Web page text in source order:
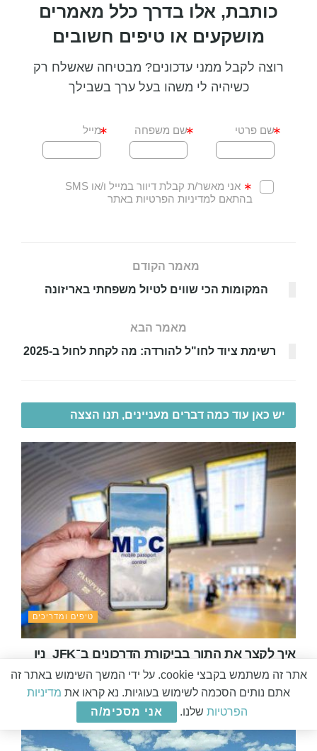
כותבת, אלו בדרך כלל מאמרים
מושקעים או טיפים חשובים
רוצה לקבל ממני עדכונים? מבטיחה שאשלח רק
כשיהיה לי משהו בעל ערך בשבילך
מאמר הקודם
המקומות הכי שווים לטיול משפחתי באריזונה
מאמר הבא
רשימת ציוד לחו"ל להורדה: מה לקחת לחול ב-2025
יש כאן עוד כמה דברים מעניינים, תנו הצצה
טיפים ומדריכים
איך לקצר את התור בביקורת הדרכונים ב־JFK ניו
יורק עם אפליקציית MPC
28 במאי 2026 0
אתר זה משתמש בקבצי cookie. על ידי המשך השימוש באתר זה
אתם נותים הסכמה לשימוש בעוגיות. נא קראו את מדיניות
הפרטיות שלנו. אני מסכימ/ה